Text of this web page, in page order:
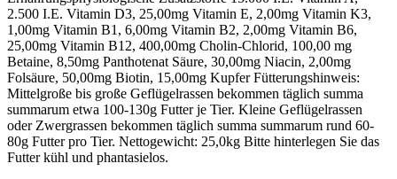
2.500 I.E. Vitamin D3, 25,00mg Vitamin E, 2,00mg Vitamin K3,
1,00mg Vitamin B1, 6,00mg Vitamin B2, 2,00mg Vitamin B6,
25,00mg Vitamin B12, 400,00mg Cholin-Chlorid, 100,00 mg
Betaine, 8,50mg Panthotenat Säure, 30,00mg Niacin, 2,00mg
Folsäure, 50,00mg Biotin, 15,00mg Kupfer Fütterungshinweis:
Mittelgroße bis große Geflügelrassen bekommen täglich summa
summarum etwa 100-130g Futter je Tier. Kleine Geflügelrassen
oder Zwergrassen bekommen täglich summa summarum rund 60-
80g Futter pro Tier. Nettogewicht: 25,0kg Bitte hinterlegen Sie das
Futter kühl und phantasielos.